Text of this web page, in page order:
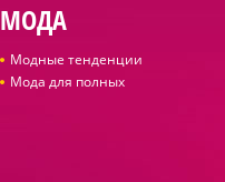
МОДА
Модные тенденции
Мода для полных